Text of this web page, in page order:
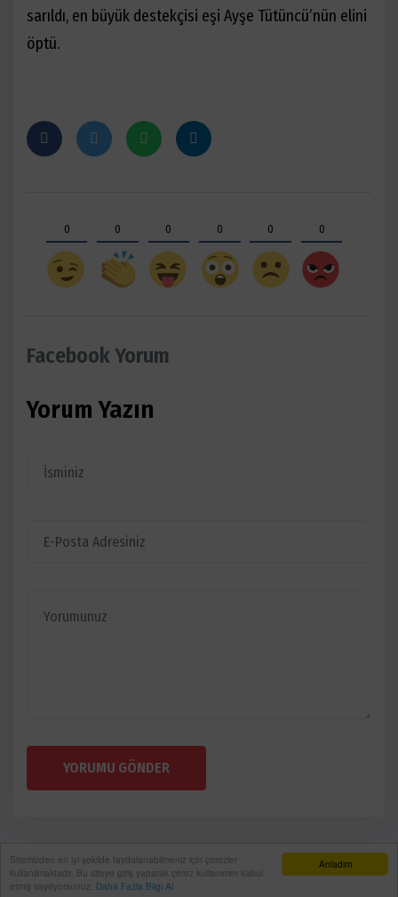
Anladım
Sitemizden en iyi şekilde faydalanabilmeniz için çerezler
kullanılmaktadır. Bu siteye giriş yaparak çerez kullanımını kabul
etmiş sayılıyorsunuz. Daha Fazla Bilgi Al
sarıldı, en büyük destekçisi eşi Ayşe Tütüncü’nün elini
öptü.
0 0 0 0 0 0
Facebook Yorum
Yorum Yazın
YORUMU GÖNDER